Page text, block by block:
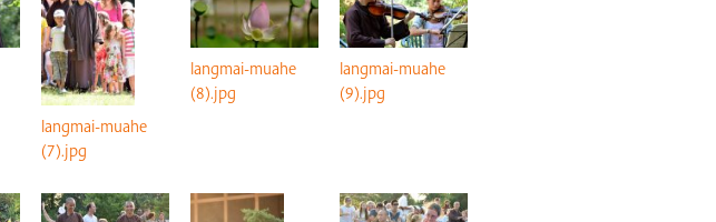
langmai-muahe
(7).jpg
langmai-muahe
(8).jpg
langmai-muahe
(9).jpg